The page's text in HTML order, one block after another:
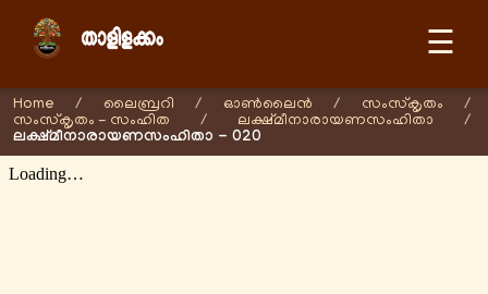
☰
Home / ലൈബ്രറി / ഓണ്‍ലൈന്‍ / സംസ്കൃതം
/
സംസ്കൃതം - സംഹിത
/ ലക്ഷ്മീനാരായണസംഹിതാ /
ലക്ഷ്മീനാരായണസംഹിതാ - 020